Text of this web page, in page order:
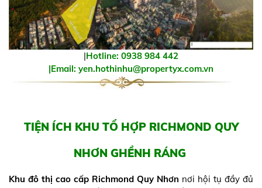
|Hotline: 0938 984 442
|Email: yen.hothinhu@propertyx.com.vn
TIỆN ÍCH KHU TỔ HỢP RICHMOND QUY
NHƠN GHỀNH RÁNG
Khu đô thị cao cấp Richmond Quy Nhơn nơi hội tụ đầy đủ